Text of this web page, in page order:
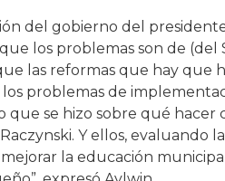
del gobierno del
los problemas son de (del
las reformas que hay que
problemas de
se hizo sobre qué hacer
Y ellos, evaluando
la educación